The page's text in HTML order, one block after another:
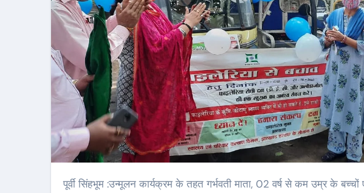
पूर्वी सिंहभूम :उन्मूलन कार्यक्रम के तहत गर्भवती माता, 02 वर्ष से कम उम्र के बच्चों एवं गंभीर रूप से बीमार व्यक्ति के साथ-साथ वर्तमान में